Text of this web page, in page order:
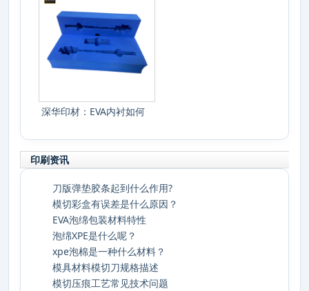
深华印材：EVA内衬如何
印刷资讯
刀版弹垫胶条起到什么作用?
模切彩盒有误差是什么原因？
EVA泡绵包装材料特性
泡绵XPE是什么呢？
xpe泡棉是一种什么材料？
模具材料模切刀规格描述
模切压痕工艺常见技术问题